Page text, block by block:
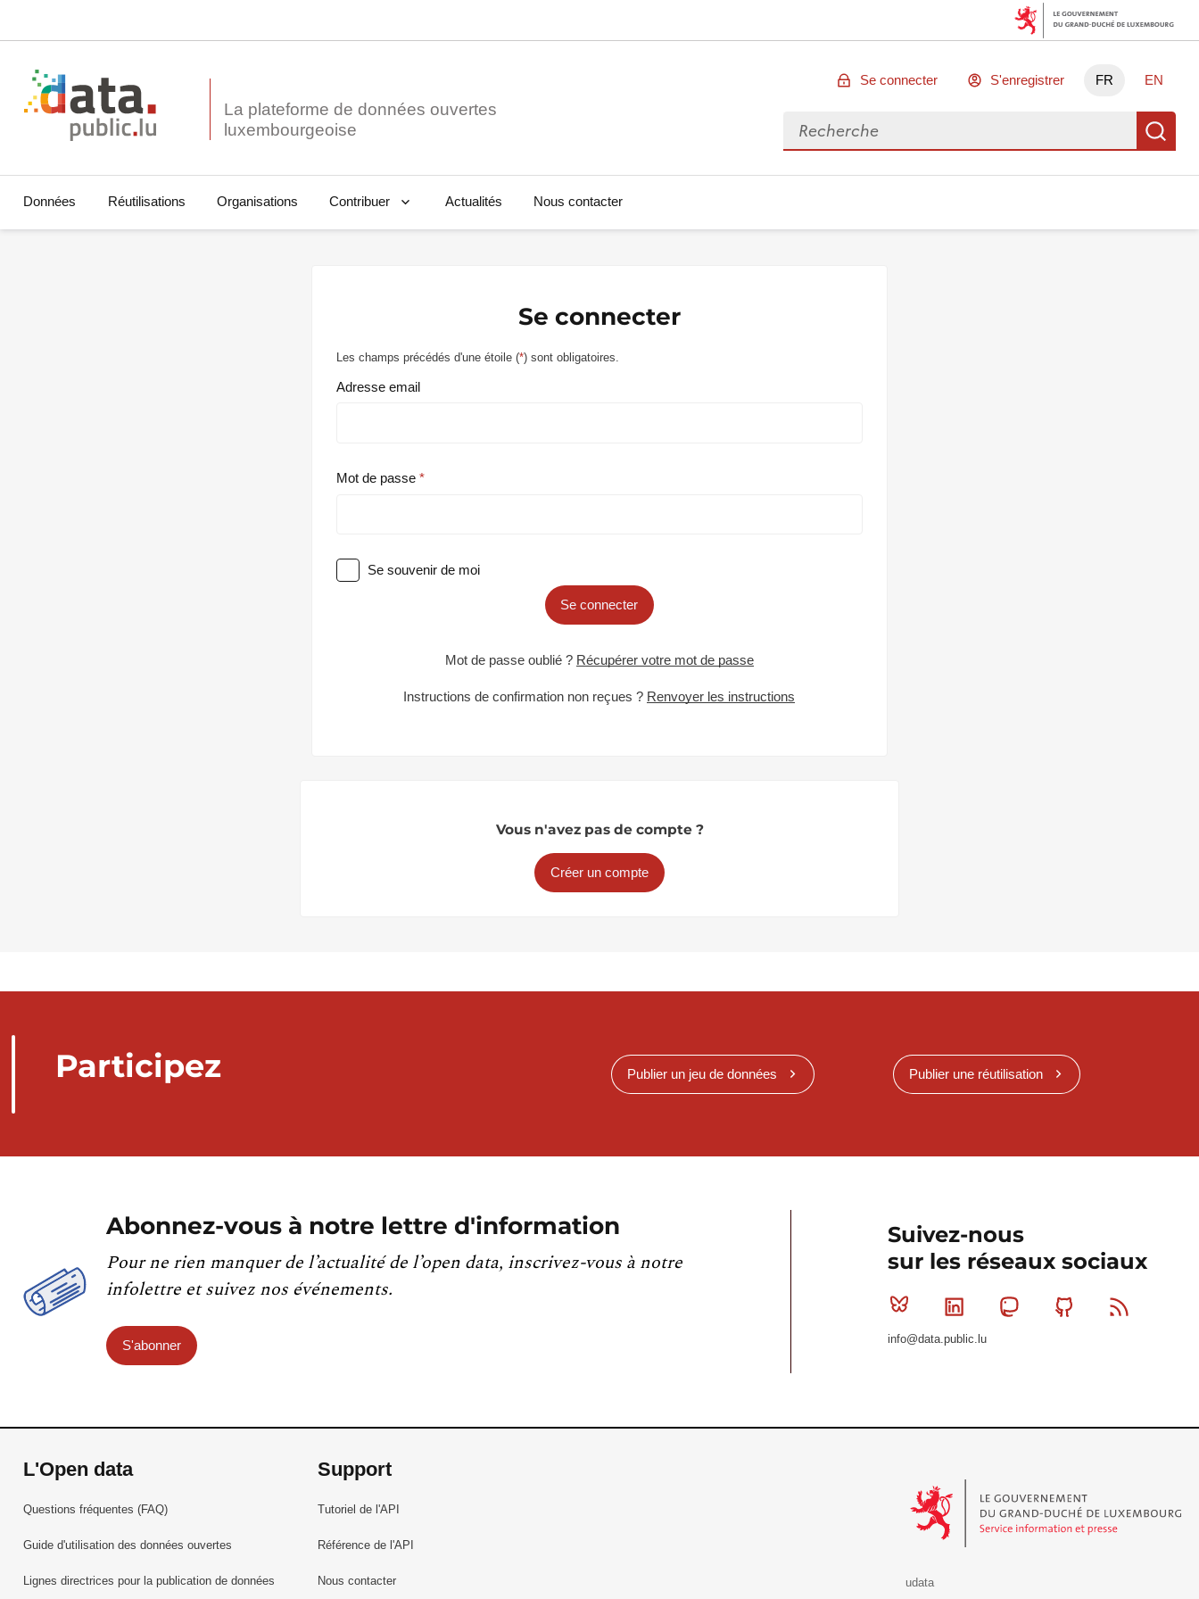
La plateforme de données ouvertes
Se connecter S'enregistrer FR EN
Rechercher des données
Données Réutilisations Organisations Contribuer Actualités Nous contacter
Se connecter
Les champs précédés d'une étoile (*) sont obligatoires.
Adresse email
Mot de passe
Se souvenir de moi
Se connecter
Mot de passe oublié ? Récupérer votre mot de passe
Instructions de confirmation non reçues ? Renvoyer les instructions
Vous n'avez pas de compte ?
Créer un compte
Participez Publier un jeu de données Publier une réutilisation
Abonnez-vous à notre lettre d'information
Pour ne rien manquer de l’actualité de l’open data, inscrivez-vous à notre
infolettre et suivez nos événements.
S'abonner
Suivez-nous
sur les réseaux sociaux
Bluesky Linkedin MastodonGithub
info@data.public.lu
L'Open data
Questions fréquentes (FAQ)
Guide d'utilisation des données ouvertes
Lignes directrices pour la publication de données
Support
Tutoriel de l'API
Référence de l'API
Nous contacter
udata